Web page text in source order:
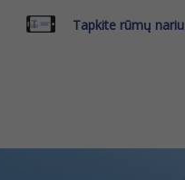
Tapkite rūmų nariu